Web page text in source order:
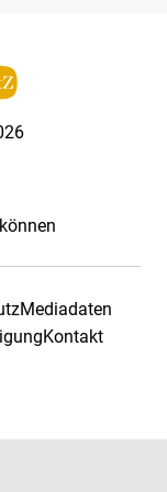
Mediadaten
Kontakt